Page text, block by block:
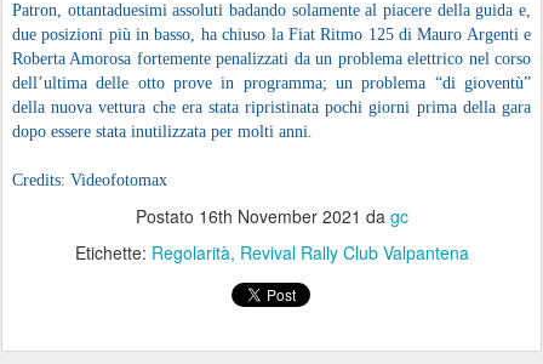
Patron, ottantaduesimi assoluti badando solamente al piacere della guida e,
due posizioni più in basso, ha chiuso la Fiat Ritmo 125 di Mauro Argenti e
Roberta Amorosa fortemente penalizzati da un problema elettrico nel corso
dell’ultima delle otto prove in programma; un problema “di gioventù”
della nuova vettura che era stata ripristinata pochi giorni prima della gara
dopo essere stata inutilizzata per molti anni.
Credits: Videofotomax
Postato 16th November 2021 da gc
Etichette: Regolarità Revival Rally Club Valpantena